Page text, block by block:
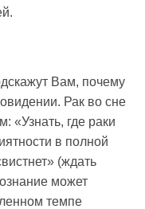
Вам, почему
Рак во сне
«Узнать, где раки
в полной
(ждать
может
темпе